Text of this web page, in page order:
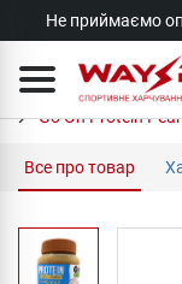
Не приймаємо
Go On Protein
Все про товар